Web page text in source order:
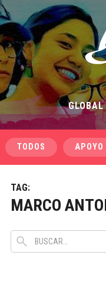
TODOS APOYO
TAG:
MARCO